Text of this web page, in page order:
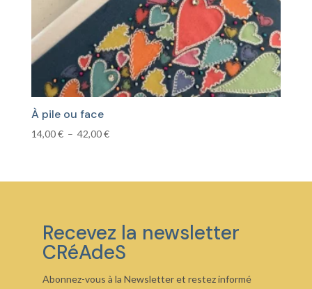
À pile ou face
14,00€ – 42,00€Plage
14,00 €
Recevez la newsletter
CRéAdeS
Abonnez-vous à la Newsletter et restez informé